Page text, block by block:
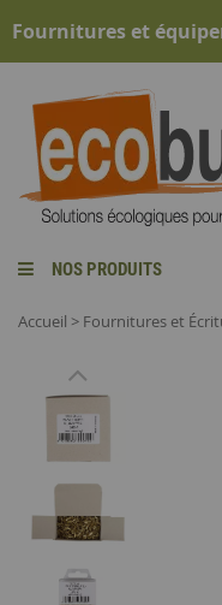
Fournitures et
NOS PRODUITS
Accueil > Fournitures et